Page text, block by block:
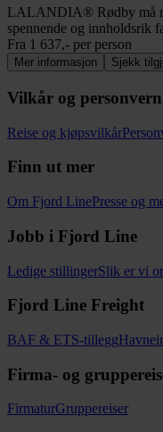
LALANDIA® Rødby må
spennende og innholdsrik
Fra 1 637,- per person
Mer informasjon Sjekk
Vilkår og personvern
Reise og kjøpsvilkår
Finn ut mer
Om Fjord LinePresse og
Jobb i Fjord Line
Ledige stillingerSlik er vi
Fjord Line Freight
BAF & ETS-tillegg
Firma- og
FirmaturGruppereiser